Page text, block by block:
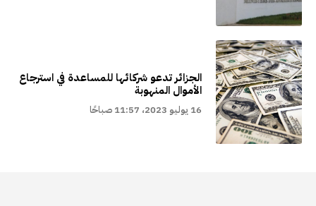
الجزائر تدعو شركائها للمساعدة في استرجاع
الأموال المنهوبة
16 يوليو 2023، 11:57 صباحًا